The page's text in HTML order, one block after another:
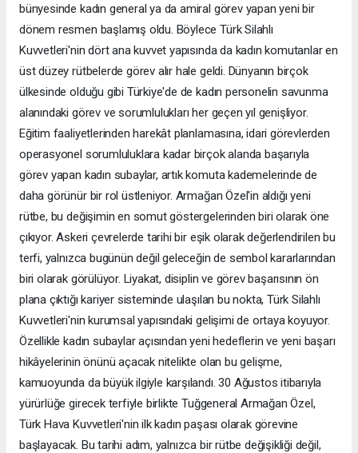
bünyesinde kadın general ya da amiral görev yapan yeni bir
dönem resmen başlamış oldu. Böylece Türk Silahlı
Kuvvetleri'nin dört ana kuvvet yapısında da kadın komutanlar en
üst düzey rütbelerde görev alır hale geldi. Dünyanın birçok
ülkesinde olduğu gibi Türkiye'de de kadın personelin savunma
alanındaki görev ve sorumlulukları her geçen yıl genişliyor.
Eğitim faaliyetlerinden harekât planlamasına, idari görevlerden
operasyonel sorumluluklara kadar birçok alanda başarıyla
görev yapan kadın subaylar, artık komuta kademelerinde de
daha görünür bir rol üstleniyor. Armağan Özel'in aldığı yeni
rütbe, bu değişimin en somut göstergelerinden biri olarak öne
çıkıyor. Askeri çevrelerde tarihi bir eşik olarak değerlendirilen bu
terfi, yalnızca bugünün değil geleceğin de sembol kararlarından
biri olarak görülüyor. Liyakat, disiplin ve görev başarısının ön
plana çıktığı kariyer sisteminde ulaşılan bu nokta, Türk Silahlı
Kuvvetleri'nin kurumsal yapısındaki gelişimi de ortaya koyuyor.
Özellikle kadın subaylar açısından yeni hedeflerin ve yeni başarı
hikâyelerinin önünü açacak nitelikte olan bu gelişme,
kamuoyunda da büyük ilgiyle karşılandı. 30 Ağustos itibarıyla
yürürlüğe girecek terfiyle birlikte Tuğgeneral Armağan Özel,
Türk Hava Kuvvetleri'nin ilk kadın paşası olarak görevine
başlayacak. Bu tarihi adım, yalnızca bir rütbe değişikliği değil,